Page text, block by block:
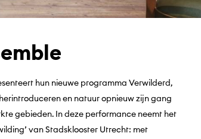
hun nieuwe programma Verwilderd,
en natuur opnieuw zijn gang
gebieden. In deze performance neemt het
van Stadsklooster Utrecht: met